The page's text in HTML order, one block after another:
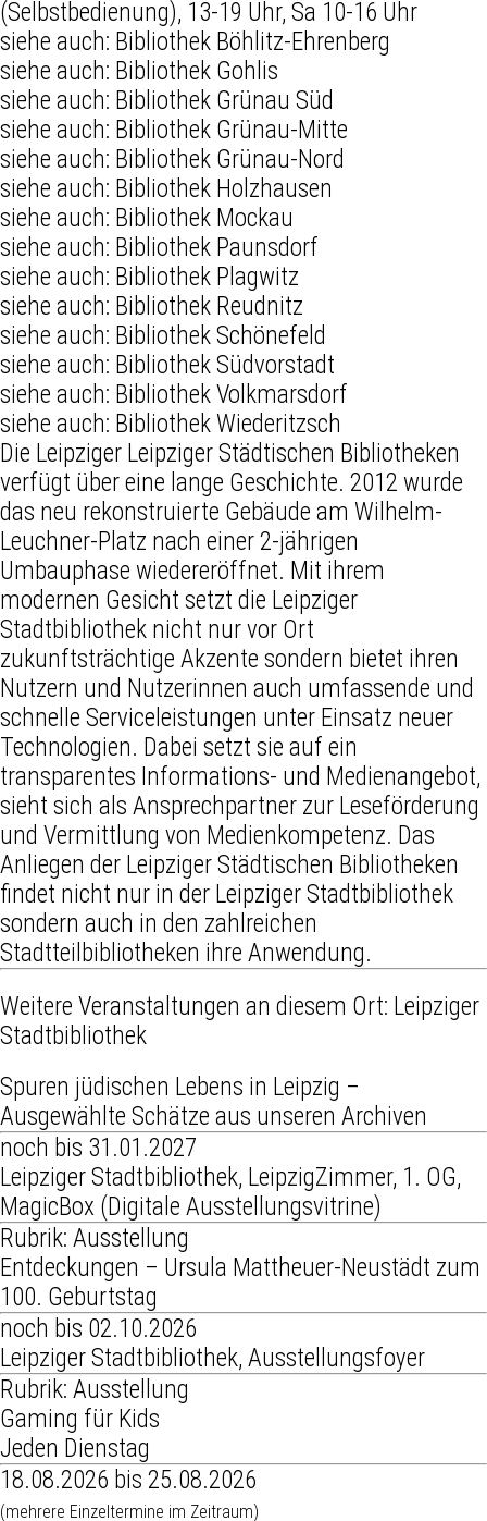
(Selbstbedienung), 13-19 Uhr, Sa 10-16 Uhr
siehe auch: Bibliothek Böhlitz-Ehrenberg
siehe auch: Bibliothek Gohlis
siehe auch: Bibliothek Grünau Süd
siehe auch: Bibliothek Grünau-Mitte
siehe auch: Bibliothek Grünau-Nord
siehe auch: Bibliothek Holzhausen
siehe auch: Bibliothek Mockau
siehe auch: Bibliothek Paunsdorf
siehe auch: Bibliothek Plagwitz
siehe auch: Bibliothek Reudnitz
siehe auch: Bibliothek Schönefeld
siehe auch: Bibliothek Südvorstadt
siehe auch: Bibliothek Volkmarsdorf
siehe auch: Bibliothek Wiederitzsch
Die Leipziger Leipziger Städtischen Bibliotheken
verfügt über eine lange Geschichte. 2012 wurde
das neu rekonstruierte Gebäude am Wilhelm-
Leuchner-Platz nach einer 2-jährigen
Umbauphase wiedereröffnet. Mit ihrem
modernen Gesicht setzt die Leipziger
Stadtbibliothek nicht nur vor Ort
zukunftsträchtige Akzente sondern bietet ihren
Nutzern und Nutzerinnen auch umfassende und
schnelle Serviceleistungen unter Einsatz neuer
Technologien. Dabei setzt sie auf ein
transparentes Informations- und Medienangebot,
sieht sich als Ansprechpartner zur Leseförderung
und Vermittlung von Medienkompetenz. Das
Anliegen der Leipziger Städtischen Bibliotheken
findet nicht nur in der Leipziger Stadtbibliothek
sondern auch in den zahlreichen
Stadtteilbibliotheken ihre Anwendung.
Weitere Veranstaltungen an diesem Ort: Leipziger
Stadtbibliothek
Spuren jüdischen Lebens in Leipzig –
Ausgewählte Schätze aus unseren Archiven
noch bis 31.01.2027
Leipziger Stadtbibliothek, LeipzigZimmer, 1. OG,
MagicBox (Digitale Ausstellungsvitrine)
Rubrik: Ausstellung
Entdeckungen – Ursula Mattheuer-Neustädt zum
100. Geburtstag
noch bis 02.10.2026
Leipziger Stadtbibliothek, Ausstellungsfoyer
Rubrik: Ausstellung
Gaming für Kids
Jeden Dienstag
18.08.2026 bis 25.08.2026
(mehrere Einzeltermine im Zeitraum)